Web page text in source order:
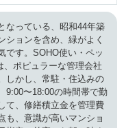
なっている、昭和44年築
ションを含め、緑がよく
です。SOHO使い・ペッ
、ポピュラーな管理会社
しかし、常駐・住込みの
9:00〜18:00の時間帯で勤
て、修繕積立金を管理費
も、意識が高いマンショ